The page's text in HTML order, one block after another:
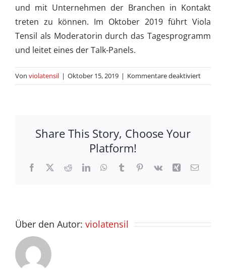
und mit Unternehmen der Branchen in Kontakt
treten zu können. Im Oktober 2019 führt Viola
Tensil als Moderatorin durch das Tagesprogramm
und leitet eines der Talk-Panels.
Von violatensil | Oktober 15, 2019 | Kommentare deaktiviertfür
Share This Story, Choose Your
Platform!
Facebook
X RedditLinkedInWhatsApp
TumblrPinterest
Vk Xing E-
Über den Autor: violatensil